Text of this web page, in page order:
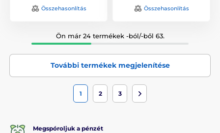
Összehasonlítás Összehasonlítás
Ön már 24 termékek -ból/-ből 63.
További termékek megjelenítése
1 2 3
Megspóroljuk a pénzét